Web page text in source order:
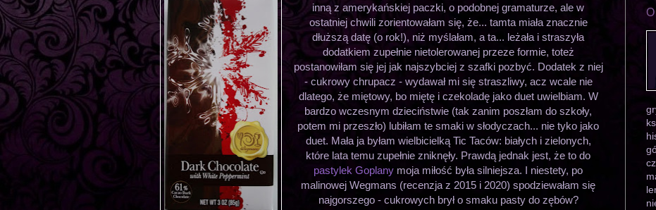
inną z amerykańskiej paczki, o podobnej gramaturze, ale w
ostatniej chwili zorientowałam się, że... tamta miała znacznie
dłuższą datę (o rok!), niż myślałam, a ta... leżała i straszyła
dodatkiem zupełnie nietolerowanej przeze formie, toteż
postanowiłam się jej jak najszybciej z szafki pozbyć. Dodatek z niej
- cukrowy chrupacz - wydawał mi się straszliwy, acz wcale nie
dlatego, że miętowy, bo miętę i czekoladę jako duet uwielbiam. W
bardzo wczesnym dzieciństwie (tak zanim poszłam do szkoły,
potem mi przeszło) lubiłam te smaki w słodyczach... nie tyko jako
duet. Mała ja byłam wielbicielką Tic Taców: białych i zielonych,
które lata temu zupełnie zniknęły. Prawdą jednak jest, że to do
pastylek Goplany moja miłość była silniejsza. I niestety, po
malinowej Wegmans (recenzja z 2015 i 2020) spodziewałam się
najgorszego - cukrowych brył o smaku pasty do zębów?